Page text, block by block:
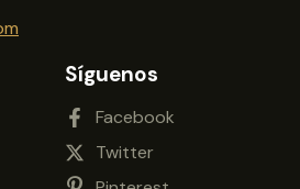
Síguenos
Facebook
Twitter